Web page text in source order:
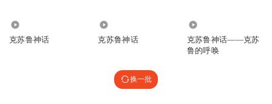
回复 1
克苏鲁神话 克苏鲁神话
克苏鲁神话——克苏
鲁的呼唤
换一批